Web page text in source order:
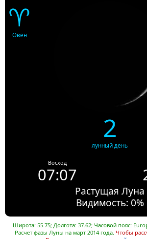
♈
Овен
2
лунный день
Восход
07:07
Растущая Луна
Видимость: 0%
Широта: 55.75; Долгота: 37.62; Часовой пояс:
Расчет фазы Луны на март 2014 года. Чтобы